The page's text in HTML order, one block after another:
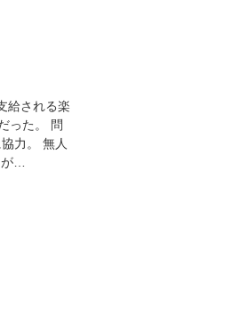
給される楽
った。 問
力。 無人
…